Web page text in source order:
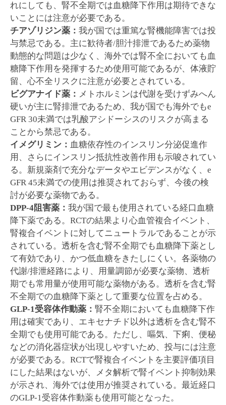
れにしても、腎不全期では血糖降下作用は期待できな
いことには注意が必要である。
チアゾリジン薬： 我が国では重篤な腎機能障害では投
与禁忌である。主に歓待者/胆汁排泄であるため薬物
動態的な問題は少なく、海外では腎不全においても血
糖降下作用を発揮するため使用可能であるが、体液貯
留、心不全リスクに注意が必要とされている。
ビグアナイド薬： メトホルミンは代謝を受けずみへん
硬いが主に腎排泄であるため、我が国でも海外でもe
GFR 30未満では乳酸アシドーシスのリスクが高まる
ことから禁忌である。
イメグリミン： 血糖依存性のインスリン分泌促進作
用、さらにインスリン抵抗性改善作用も示唆されてい
る。新規薬剤で充分なデータやエビデンスがなく、e
GFR 45未満での使用は推奨されておらず、今後の検
討が必要な薬物である。
DPP-4阻害薬： 我が国で最も使用されている経口血糖
降下薬である。RCTの結果より心血管複合イベント、
腎複合イベントに対してニュートラルであることが示
されている。透析を含む腎不全期でも血糖降下薬とし
て有効であり、かつ低血糖をきたしにくい。各薬物の
代謝/排泄経路により、用量調節が必要な薬物、透析
期でも常用量が使用可能な薬物がある。透析を含む腎
不全期での血糖降下薬として重要な位置を占める。
GLP-1受容体作動薬： 腎不全期においても血糖降下作
用は確実であり、エキセナチド以外は透析を含む腎不
全期でも使用可能である。ただし、嘔気、下痢、便秘
などの消化器症状が出現しやすいため、投与には注意
が必要である。RCTで腎複合イベントを主要評価項目
にした結果はないが、メタ解析で腎イベント抑制効果
が示され、海外では使用が推奨されている。最近経口
のGLP-1受容体作動薬も使用可能となった。